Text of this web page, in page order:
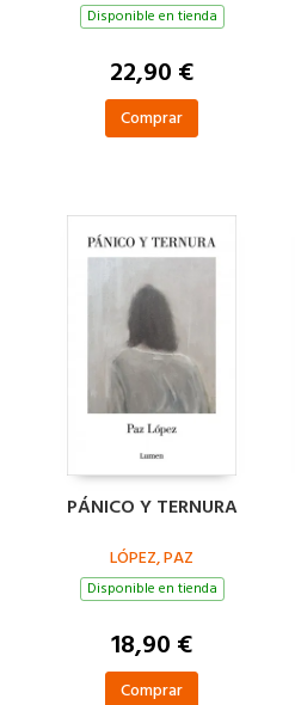
Disponible en tienda
22,90 €
Comprar
PÁNICO Y TERNURA
LÓPEZ, PAZ
Disponible en tienda
18,90 €
Comprar